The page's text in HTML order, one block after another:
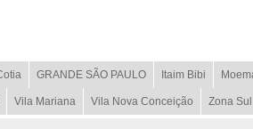
GRANDE SÃO PAULO Itaim Bibi
Vila Mariana Vila Nova Conceição Zona Sul